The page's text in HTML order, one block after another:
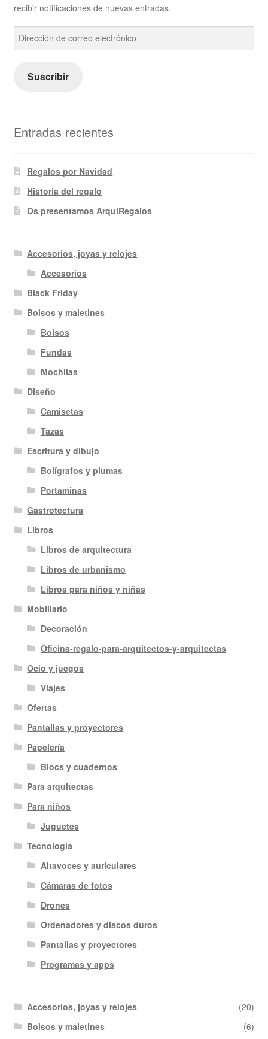
recibir notificaciones de nuevas entradas.
Dirección
de
electrónico
Suscribir
Entradas recientes
Regalos por Navidad
Historia del regalo
Os presentamos ArquiRegalos
Accesorios, joyas y relojes
Accesorios
Black Friday
Bolsos y maletines
Bolsos
Fundas
Mochilas
Diseño
Camisetas
Tazas
Escritura y dibujo
Bolígrafos y plumas
Portaminas
Gastrotectura
Libros
Libros de arquitectura
Libros de urbanismo
Libros para niños y niñas
Mobiliario
Decoración
Oficina-regalo-para-arquitectos-y-arquitectas
Ocio y juegos
Viajes
Ofertas
Pantallas y proyectores
Papelería
Blocs y cuadernos
Para arquitectas
Para niños
Juguetes
Tecnología
Altavoces y auriculares
Cámaras de fotos
Drones
Ordenadores y discos duros
Pantallas y proyectores
Programas y apps
Accesorios, joyas y relojes
(20)
Bolsos y maletines
(6)